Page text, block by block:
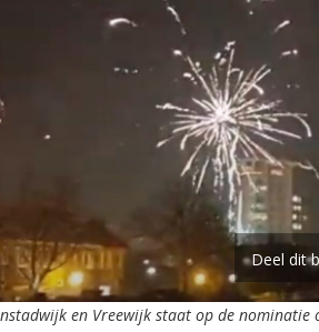
Deel dit
en Vreewijk staat op de nominatie